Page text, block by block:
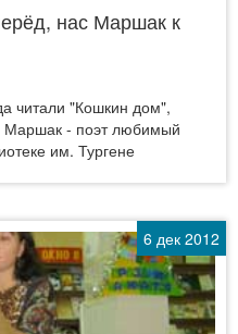
нас Маршак к
читали "Кошкин дом",
Маршак - поэт любимый
им. Тургене
6 дек 2012